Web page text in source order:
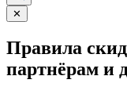
✕
Правила
партнёрам и